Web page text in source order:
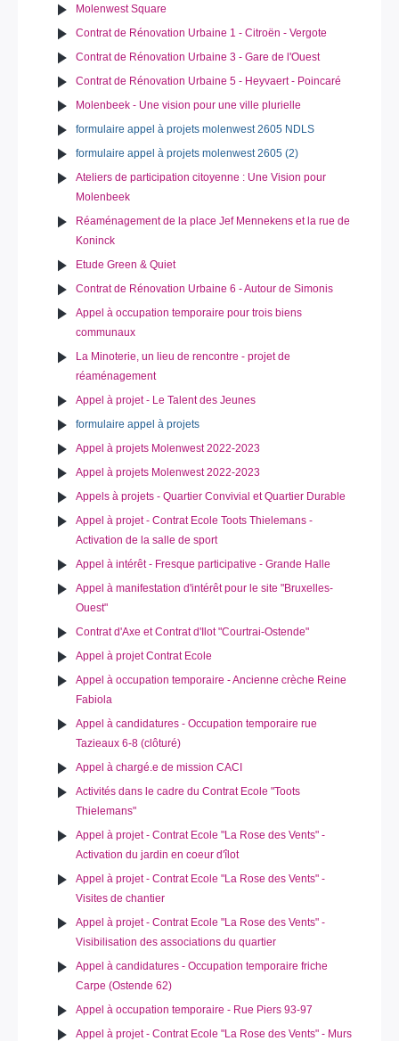
Molenwest Square
Contrat de Rénovation Urbaine 1 - Citroën - Vergote
Contrat de Rénovation Urbaine 3 - Gare de l'Ouest
Contrat de Rénovation Urbaine 5 - Heyvaert - Poincaré
Molenbeek - Une vision pour une ville plurielle
formulaire appel à projets molenwest 2605 NDLS
formulaire appel à projets molenwest 2605 (2)
Ateliers de participation citoyenne : Une Vision pour
Molenbeek
Réaménagement de la place Jef Mennekens et la rue de
Koninck
Etude Green & Quiet
Contrat de Rénovation Urbaine 6 - Autour de Simonis
Appel à occupation temporaire pour trois biens
communaux
La Minoterie, un lieu de rencontre - projet de
réaménagement
Appel à projet - Le Talent des Jeunes
formulaire appel à projets
Appel à projets Molenwest 2022-2023
Appel à projets Molenwest 2022-2023
Appels à projets - Quartier Convivial et Quartier Durable
Appel à projet - Contrat Ecole Toots Thielemans -
Activation de la salle de sport
Appel à intérêt - Fresque participative - Grande Halle
Appel à manifestation d'intérêt pour le site "Bruxelles-
Ouest"
Contrat d'Axe et Contrat d'Ilot "Courtrai-Ostende"
Appel à projet Contrat Ecole
Appel à occupation temporaire - Ancienne crèche Reine
Fabiola
Appel à candidatures - Occupation temporaire rue
Tazieaux 6-8 (clôturé)
Appel à chargé.e de mission CACI
Activités dans le cadre du Contrat Ecole "Toots
Thielemans"
Appel à projet - Contrat Ecole "La Rose des Vents" -
Activation du jardin en coeur d'îlot
Appel à projet - Contrat Ecole "La Rose des Vents" -
Visites de chantier
Appel à projet - Contrat Ecole "La Rose des Vents" -
Visibilisation des associations du quartier
Appel à candidatures - Occupation temporaire friche
Carpe (Ostende 62)
Appel à occupation temporaire - Rue Piers 93-97
Appel à projet - Contrat Ecole "La Rose des Vents" - Murs